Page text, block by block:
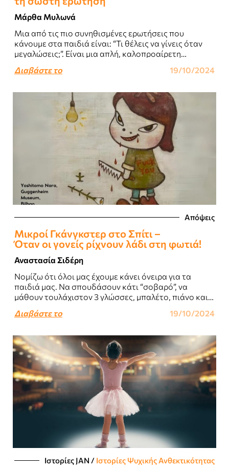
Μάρθα Μυλωνά
Μια από τις πιο συνηθισμένες ερωτήσεις που
κάνουμε στα παιδιά είναι: “Τι θέλεις να γίνεις όταν
μεγαλώσεις;”. Είναι μια απλή, καλοπροαίρετη
Διαβάστε το 19/10/2024
Απόψεις
Μικροί Γκάνγκστερ στο Σπίτι –
Όταν οι γονείς ρίχνουν λάδι στη φωτιά!
Αναστασία Σιδέρη
Νομίζω ότι όλοι μας έχουμε κάνει όνειρα για τα
παιδιά μας. Να σπουδάσουν κάτι “σοβαρό”, να
μάθουν τουλάχιστον 3 γλώσσες, μπαλέτο, πιάνο και
Διαβάστε το 19/10/2024
Ιστορίες JΑΝ / Ιστορίες Ψυχικής Ανθεκτικότητας